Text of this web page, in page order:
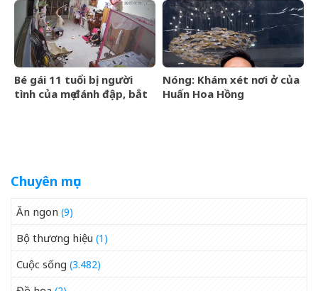
như cá chép hóa rồng,
giàu có lên bất chấp
Bé gái 11 tuổi bị người
tình của mẹ đánh đập, bắt
Nóng: Khám xét nơi ở của
Huấn Hoa Hồng
Chuyên mục
Ăn ngon (9)
Bộ thương hiệu (1)
Cuộc sống (3.482)